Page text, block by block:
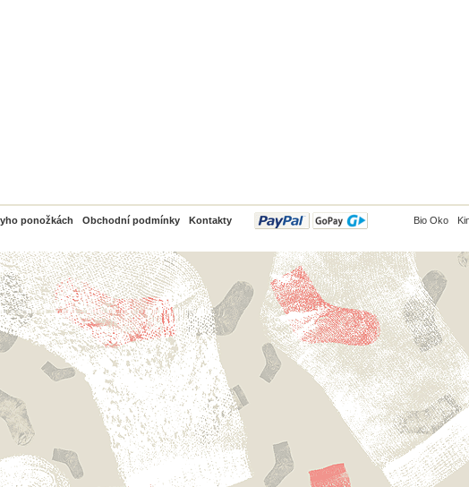
ponožkách Obchodní podmínky Kontakty
PayPal Bio Oko